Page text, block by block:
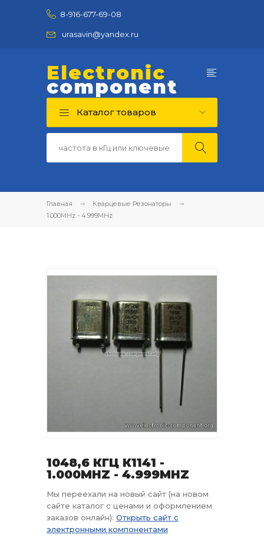
8-916-677-69-08
urasavin@yandex.ru
Electronic
component
Каталог товаров
Главная
Кварцевые Резонаторы
1.000MHz - 4.999MHz
1048,6 КГЦ К1141 -
1.000MHZ - 4.999MHZ
Мы переехали на новый сайт (на новом
сайте каталог с ценами и оформлением
заказов онлайн): Открыть сайт с
электронными компонентами